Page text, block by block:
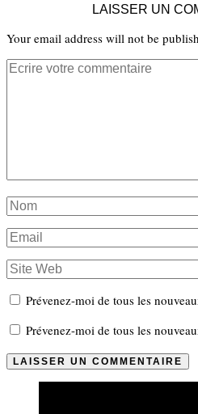
LAISSER UN
Your email address will not be
Prévenez-moi de tous les
Prévenez-moi de tous les